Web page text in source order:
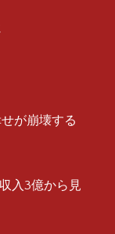
が崩壊する
入3億から見